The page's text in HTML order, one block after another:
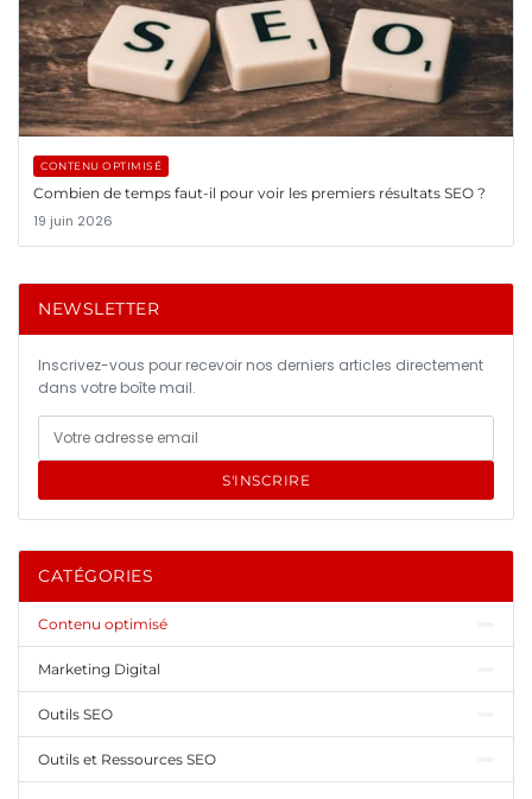
CONTENU OPTIMISÉ
Combien de temps faut-il pour voir les premiers résultats SEO ?
19 juin 2026
NEWSLETTER
Inscrivez-vous pour recevoir nos derniers articles directement
dans votre boîte mail.
S'INSCRIRE
CATÉGORIES
Contenu optimisé
Marketing Digital
Outils SEO
Outils et Ressources SEO